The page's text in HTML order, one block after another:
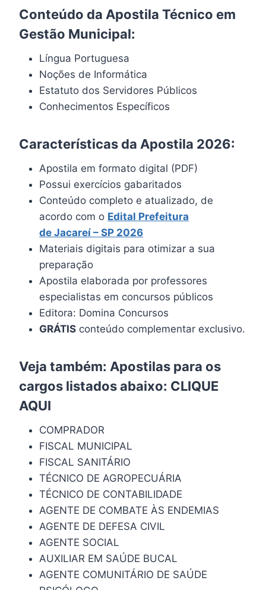
Conteúdo da Apostila Técnico em
Gestão Municipal:
Língua Portuguesa
Noções de Informática
Estatuto dos Servidores Públicos
Conhecimentos Específicos
Características da Apostila 2026:
Apostila em formato digital (PDF)
Possui exercícios gabaritados
Conteúdo completo e atualizado, de
acordo com o Edital Prefeitura
de Jacareí – SP 2026
Materiais digitais para otimizar a sua
preparação
Apostila elaborada por professores
especialistas em concursos públicos
Editora: Domina Concursos
GRÁTIS conteúdo complementar exclusivo.
Veja também: Apostilas para os
cargos listados abaixo: CLIQUE
AQUI
COMPRADOR
FISCAL MUNICIPAL
FISCAL SANITÁRIO
TÉCNICO DE AGROPECUÁRIA
TÉCNICO DE CONTABILIDADE
AGENTE DE COMBATE ÀS ENDEMIAS
AGENTE DE DEFESA CIVIL
AGENTE SOCIAL
AUXILIAR EM SAÚDE BUCAL
AGENTE COMUNITÁRIO DE SAÚDE